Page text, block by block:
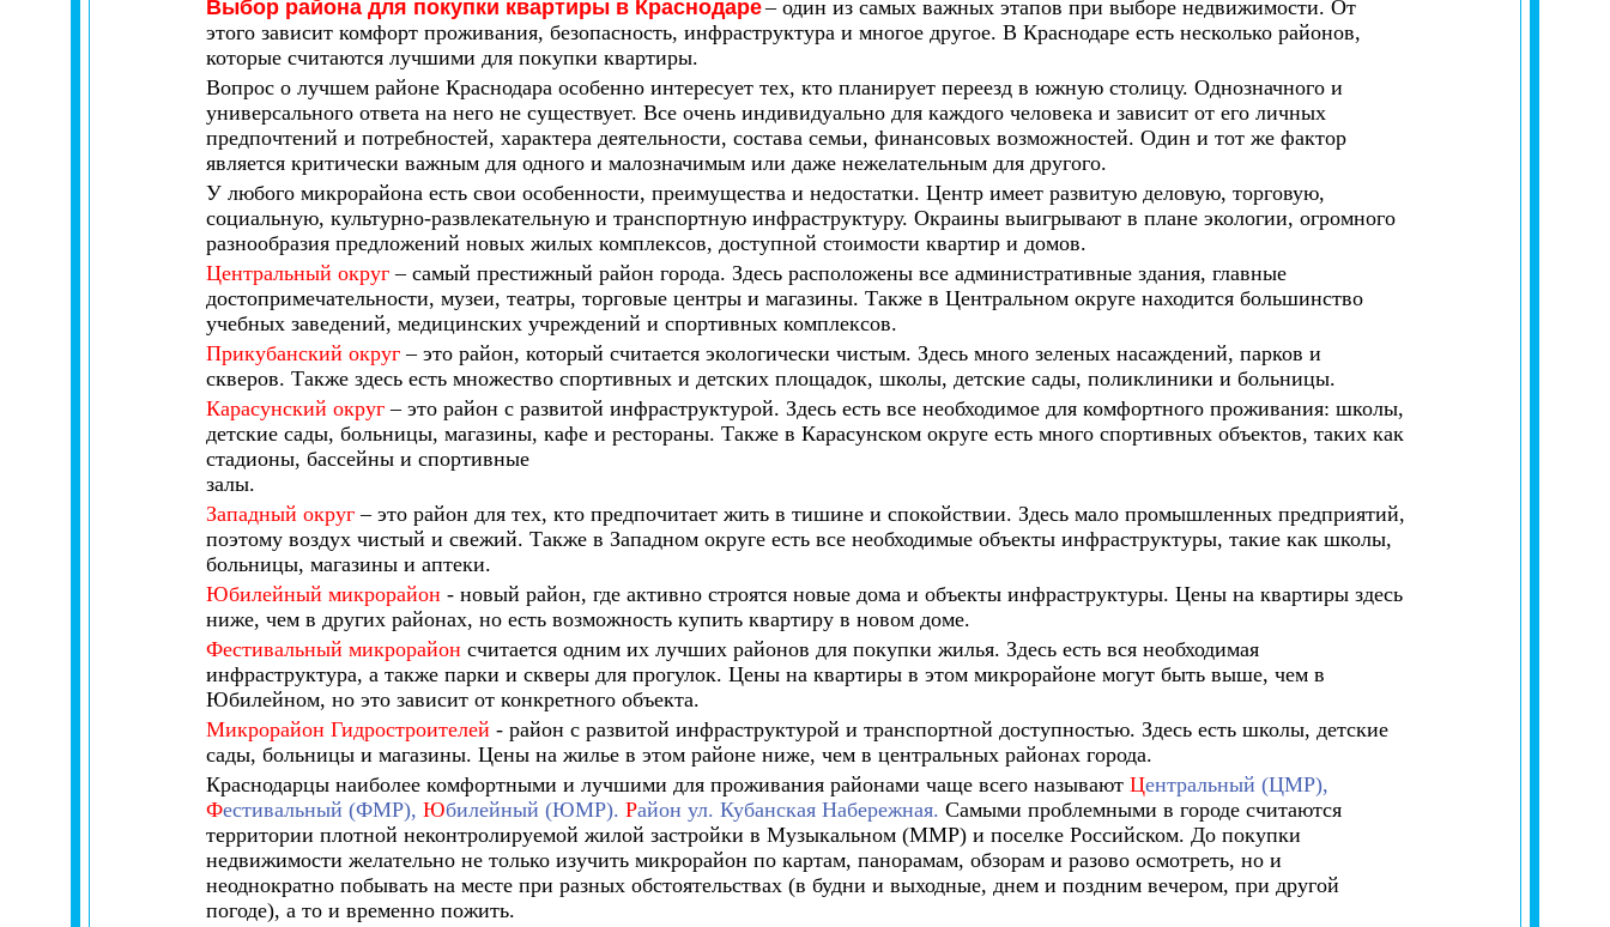
Выбор района для покупки квартиры в Краснодаре– один из самых важных этапов при выборе недвижимости. От
этого зависит комфорт проживания, безопасность, инфраструктура и многое другое. В Краснодаре есть несколько районов,
которые считаются лучшими для покупки квартиры.
Вопрос о лучшем районе Краснодара особенно интересует тех, кто планирует переезд в южную столицу. Однозначного и
универсального ответа на него не существует. Все очень индивидуально для каждого человека и зависит от его личных
предпочтений и потребностей, характера деятельности, состава семьи, финансовых возможностей. Один и тот же фактор
является критически важным для одного и малозначимым или даже нежелательным для другого.
У любого микрорайона есть свои особенности, преимущества и недостатки. Центр имеет развитую деловую, торговую,
социальную, культурно-развлекательную и транспортную инфраструктуру. Окраины выигрывают в плане экологии, огромного
разнообразия предложений новых жилых комплексов, доступной стоимости квартир и домов.
Центральный округ– самый престижный район города. Здесь расположены все административные здания, главные
достопримечательности, музеи, театры, торговые центры и магазины. Также в Центральном округе находится большинство
учебных заведений, медицинских учреждений и спортивных комплексов.
Прикубанский округ– это район, который считается экологически чистым. Здесь много зеленых насаждений, парков и
скверов. Также здесь есть множество спортивных и детских площадок, школы, детские сады, поликлиники и больницы.
Карасунский округ– это район с развитой инфраструктурой. Здесь есть все необходимое для комфортного проживания: школы,
детские сады, больницы, магазины, кафе и рестораны. Также в Карасунском округе есть много спортивных объектов, таких как
стадионы, бассейны и спортивные
залы.
Западный округ– это район для тех, кто предпочитает жить в тишине и спокойствии. Здесь мало промышленных предприятий,
поэтому воздух чистый и свежий. Также в Западном округе есть все необходимые объекты инфраструктуры, такие как школы,
больницы, магазины и аптеки.
Юбилейный микрорайон - новый район, где активно строятся новые дома и объекты инфраструктуры. Цены на квартиры здесь
ниже, чем в других районах, но есть возможность купить квартиру в новом доме.
Фестивальный микрорайон считается одним их лучших районов для покупки жилья. Здесь есть вся необходимая
инфраструктура, а также парки и скверы для прогулок. Цены на квартиры в этом микрорайоне могут быть выше, чем в
Юбилейном, но это зависит от конкретного объекта.
Микрорайон Гидростроителей - район с развитой инфраструктурой и транспортной доступностью. Здесь есть школы, детские
сады, больницы и магазины. Цены на жилье в этом районе ниже, чем в центральных районах города.
Краснодарцы наиболее комфортными и лучшими для проживания районами чаще всего называют Центральный (ЦМР),
Фестивальный (ФМР), Юбилейный (ЮМР). Район ул. Кубанская Набережная. Самыми проблемными в городе считаются
территории плотной неконтролируемой жилой застройки в Музыкальном (ММР) и поселке Российском. До покупки
недвижимости желательно не только изучить микрорайон по картам, панорамам, обзорам и разово осмотреть, но и
неоднократно побывать на месте при разных обстоятельствах (в будни и выходные, днем и поздним вечером, при другой
погоде), а то и временно пожить.